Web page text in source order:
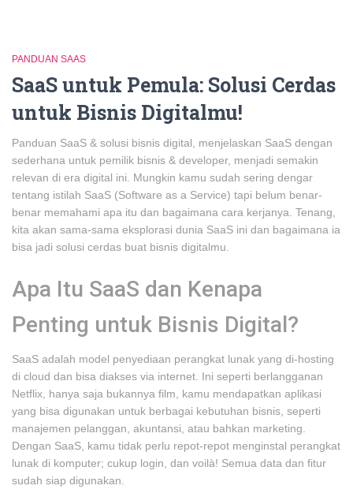
PANDUAN SAAS
SaaS untuk Pemula: Solusi Cerdas
untuk Bisnis Digitalmu!
Panduan SaaS & solusi bisnis digital, menjelaskan SaaS dengan
sederhana untuk pemilik bisnis & developer, menjadi semakin
relevan di era digital ini. Mungkin kamu sudah sering dengar
tentang istilah SaaS (Software as a Service) tapi belum benar-
benar memahami apa itu dan bagaimana cara kerjanya. Tenang,
kita akan sama-sama eksplorasi dunia SaaS ini dan bagaimana ia
bisa jadi solusi cerdas buat bisnis digitalmu.
Apa Itu SaaS dan Kenapa
Penting untuk Bisnis Digital?
SaaS adalah model penyediaan perangkat lunak yang di-hosting
di cloud dan bisa diakses via internet. Ini seperti berlangganan
Netflix, hanya saja bukannya film, kamu mendapatkan aplikasi
yang bisa digunakan untuk berbagai kebutuhan bisnis, seperti
manajemen pelanggan, akuntansi, atau bahkan marketing.
Dengan SaaS, kamu tidak perlu repot-repot menginstal perangkat
lunak di komputer; cukup login, dan voilà! Semua data dan fitur
sudah siap digunakan.